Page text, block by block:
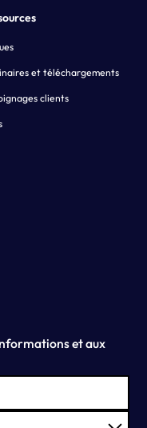
et téléchargements
clients
et aux